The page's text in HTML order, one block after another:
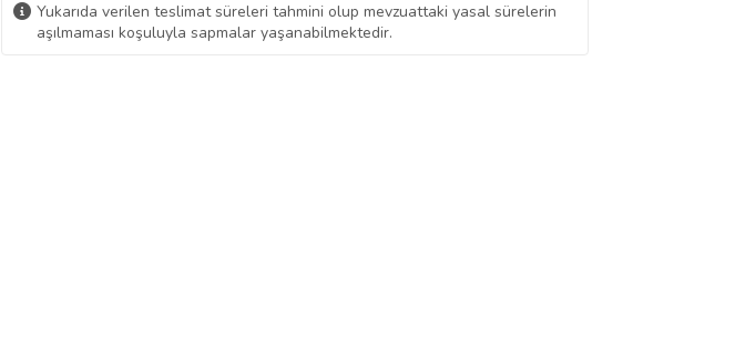
Yukarıda verilen teslimat süreleri tahmini olup mevzuattaki yasal sürelerin
aşılmaması koşuluyla sapmalar yaşanabilmektedir.